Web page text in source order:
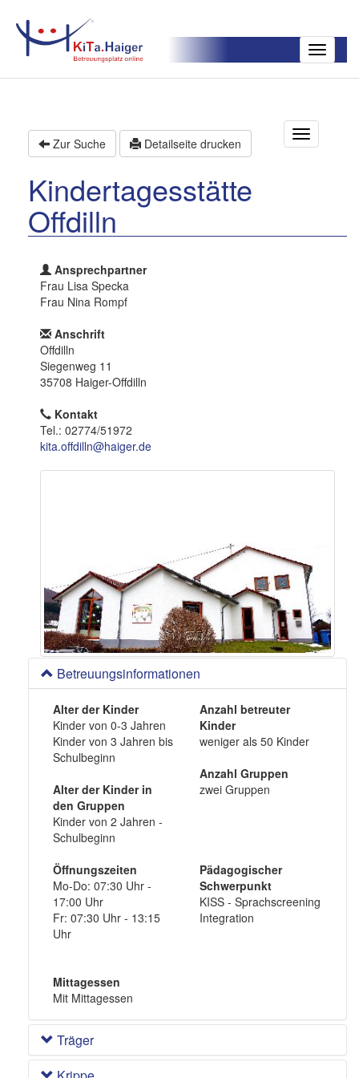
Toggle
Zur Suche Detailseite drucken
Kindertagesstätte
Offdilln
Ansprechpartner
Frau Lisa Specka
Frau Nina Rompf
Anschrift
Offdilln
Siegenweg 11
35708 Haiger-Offdilln
Kontakt
Tel.: 02774/51972
kita.offdilln@haiger.de
Betreuungsinformationen
Alter der Kinder
Kinder von 0-3 Jahren
Kinder von 3 Jahren bis
Schulbeginn
Alter der Kinder in
den Gruppen
Kinder von 2 Jahren -
Schulbeginn
Anzahl betreuter
Kinder
weniger als 50 Kinder
Anzahl Gruppen
zwei Gruppen
Öffnungszeiten
Mo-Do: 07:30 Uhr -
17:00 Uhr
Fr: 07:30 Uhr - 13:15
Uhr
Mittagessen
Mit Mittagessen
Pädagogischer
Schwerpunkt
KISS - Sprachscreening
Integration
Träger
T
o
n